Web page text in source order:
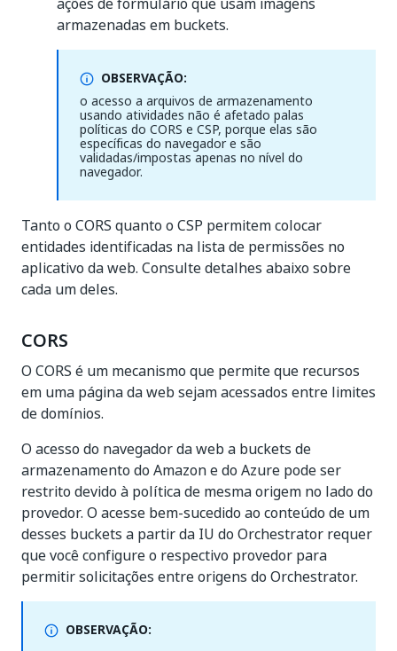
armazenadas em buckets.
OBSERVAÇÃO:
o acesso a arquivos de armazenamento
usando atividades não é afetado palas
políticas do CORS e CSP, porque elas são
específicas do navegador e são
validadas/impostas apenas no nível do
navegador.
Tanto o CORS quanto o CSP permitem colocar
entidades identificadas na lista de permissões no
aplicativo da web. Consulte detalhes abaixo sobre
cada um deles.
CORS
O CORS é um mecanismo que permite que recursos
em uma página da web sejam acessados entre limites
de domínios.
O acesso do navegador da web a buckets de
armazenamento do Amazon e do Azure pode ser
restrito devido à política de mesma origem no lado do
provedor. O acesse bem-sucedido ao conteúdo de um
desses buckets a partir da IU do Orchestrator requer
que você configure o respectivo provedor para
permitir solicitações entre origens do Orchestrator.
OBSERVAÇÃO: